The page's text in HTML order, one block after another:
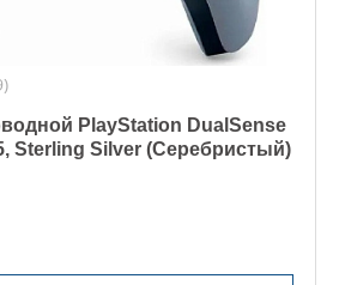
PlayStation DualSense
Sterling Silver (Серебристый)